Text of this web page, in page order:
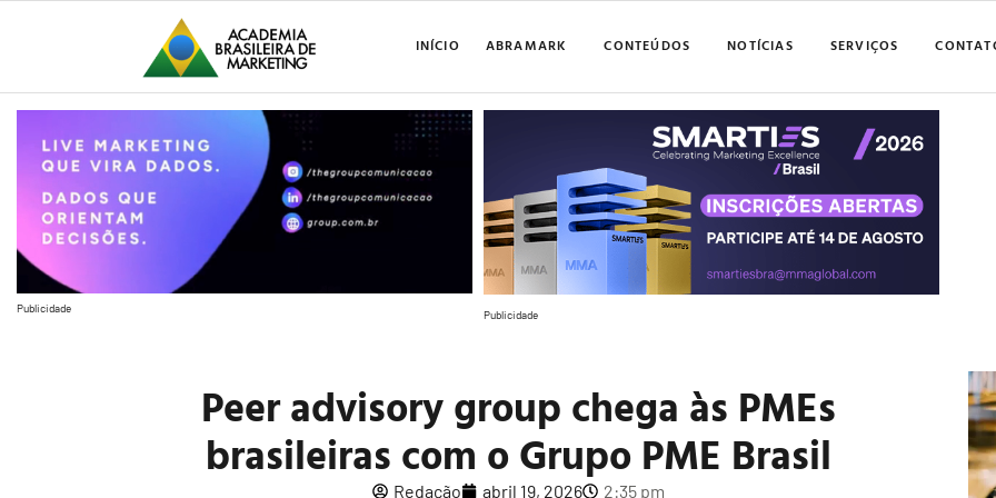
INÍCIO ABRAMARK CONTEÚDOS NOTÍCIAS SERVIÇOS
Publicidade Publicidade
Peer advisory group chega às PMEs
brasileiras com o Grupo PME Brasil
Redação abril 19, 2026 2:35 pm